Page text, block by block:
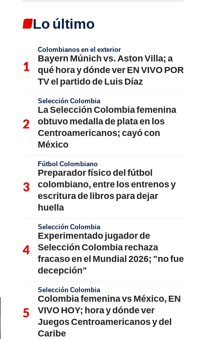
Lo último
Colombianos en el exterior
Bayern Múnich vs. Aston Villa; a
qué hora y dónde ver EN VIVO POR
TV el partido de Luis Díaz
Selección Colombia
La Selección Colombia femenina
obtuvo medalla de plata en los
Centroamericanos; cayó con
México
Fútbol Colombiano
Preparador físico del fútbol
colombiano, entre los entrenos y
escritura de libros para dejar
huella
Selección Colombia
Experimentado jugador de
Selección Colombia rechaza
fracaso en el Mundial 2026; "no fue
decepción"
Selección Colombia
Colombia femenina vs México, EN
VIVO HOY; hora y dónde ver
Juegos Centroamericanos y del
Caribe